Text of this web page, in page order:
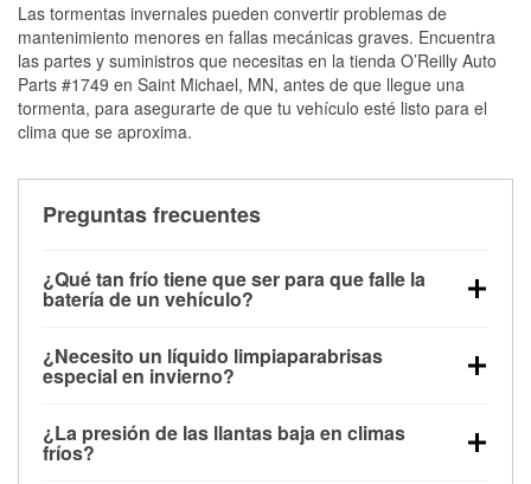
Las tormentas invernales pueden convertir problemas de
mantenimiento menores en fallas mecánicas graves. Encuentra
las partes y suministros que necesitas en la tienda O’Reilly Auto
Parts #1749 en Saint Michael, MN, antes de que llegue una
tormenta, para asegurarte de que tu vehículo esté listo para el
clima que se aproxima.
Preguntas frecuentes
¿Qué tan frío tiene que ser para que falle la
batería de un vehículo?
debajo de los 32 °F y puede perder hasta la mitad de
su potencia de arranque cerca de los 0 °F, lo que
arranque.
¿Necesito un líquido limpiaparabrisas
especial en invierno?
la congelación y ayuda a disolver la sal y la nieve
derretida en la carretera para mejorar la visibilidad.
¿La presión de las llantas baja en climas
fríos?